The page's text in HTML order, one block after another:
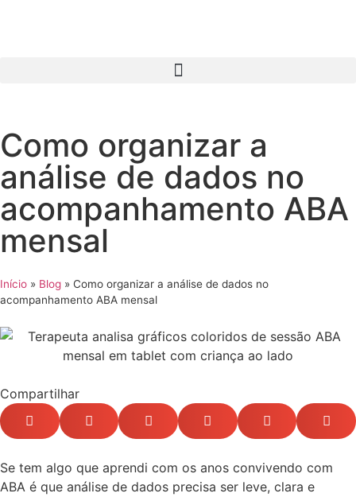
Como organizar a
análise de dados no
acompanhamento ABA
mensal
Início » Blog » Como organizar a análise de dados no
acompanhamento ABA mensal
Compartilhar
Se tem algo que aprendi com os anos convivendo com
ABA é que análise de dados precisa ser leve, clara e